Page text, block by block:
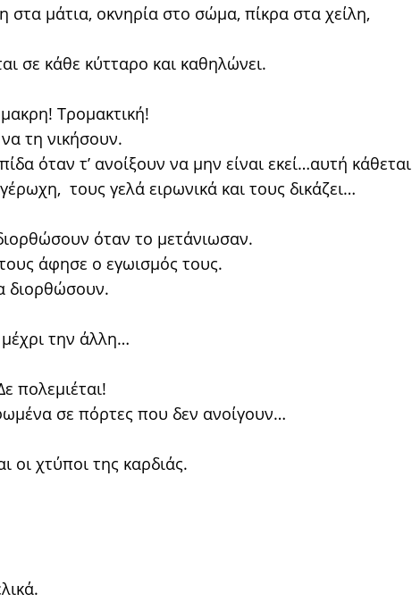
μάτια, οκνηρία στο σώμα, πίκρα στα χείλη,
σε κάθε κύτταρο και καθηλώνει.
Τρομακτική!
τη νικήσουν.
όταν τ’ ανοίξουν να μην είναι εκεί…αυτή κάθεται
τους γελά ειρωνικά και τους δικάζει…
όταν το μετάνιωσαν.
άφησε ο εγωισμός τους.
διορθώσουν.
την άλλη…
πολεμιέται!
σε πόρτες που δεν ανοίγουν…
οι χτύποι της καρδιάς.